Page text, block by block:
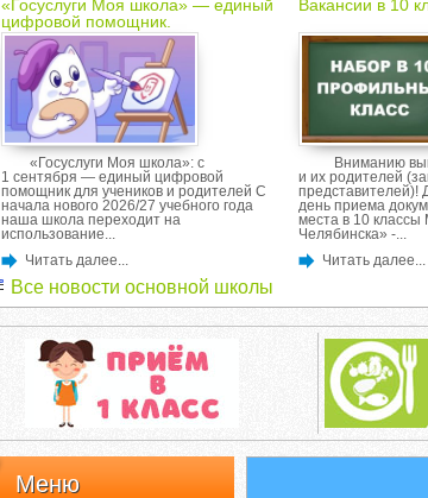
«Госуслуги Моя школа» — единый
цифровой помощник.
«Госуслуги Моя школа»: с
1 сентября — единый цифровой
помощник для учеников и родителей С
начала нового 2026/27 учебного года
наша школа переходит на
использование...
Читать далее...
Вакансии в 10
Вниманию
и их родителей
представителей)!
день приема
места в 10
Челябинска» -...
Читать далее...
Все новости основной школы
Меню